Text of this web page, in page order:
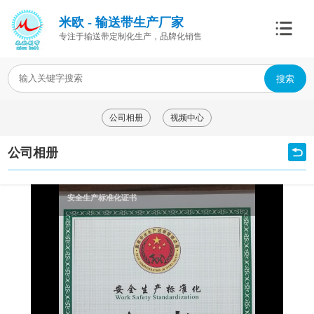
米欧 - 输送带生产厂家
专注于输送带定制化生产，品牌化销售
搜索
公司相册 视频中心
公司相册
安全生产标准化证书